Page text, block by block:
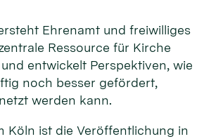
Ehrenamt und freiwilliges
Ressource für Kirche
entwickelt Perspektiven, wie
noch besser gefördert,
werden kann.
Köln ist die Veröffentlichung in